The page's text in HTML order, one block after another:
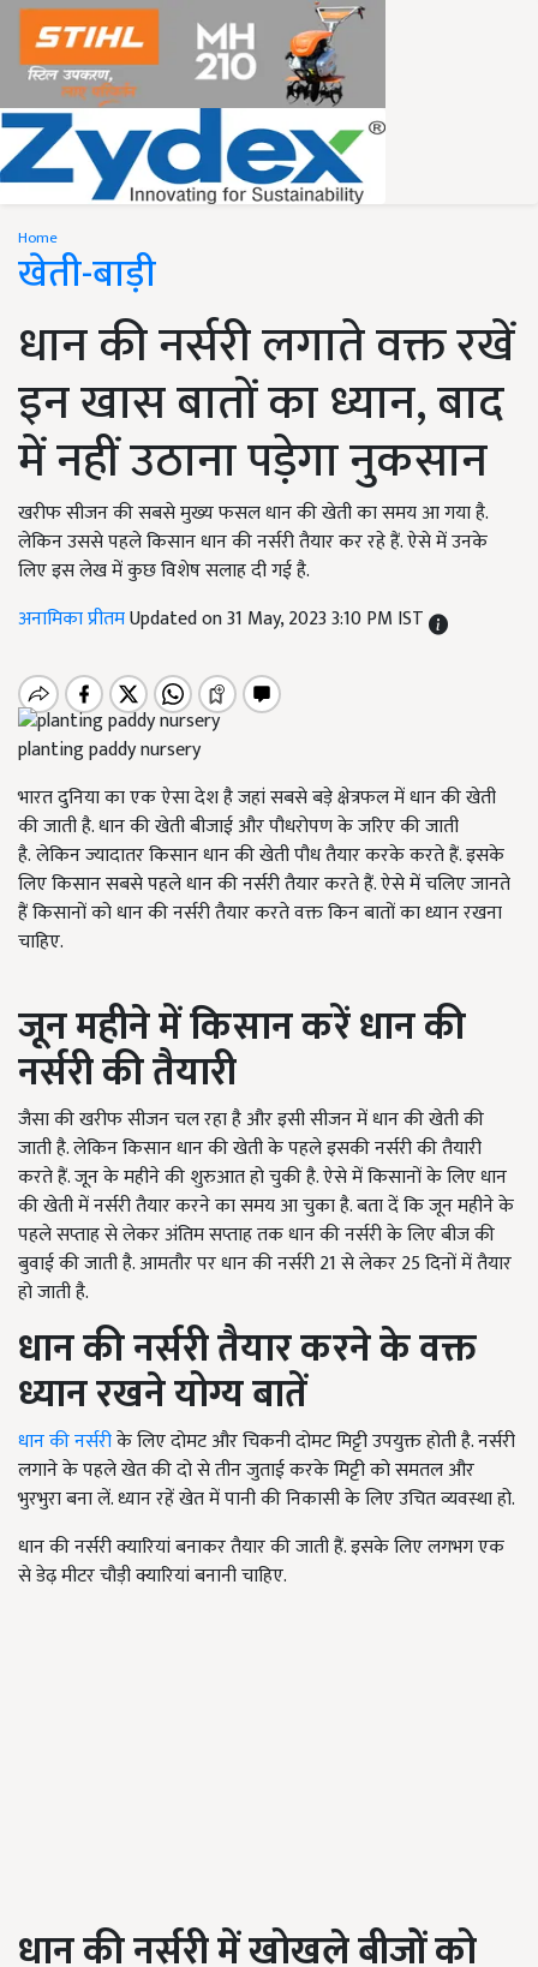
Home
खेती-बाड़ी
धान की नर्सरी लगाते वक्त रखें
इन खास बातों का ध्यान, बाद
में नहीं उठाना पड़ेगा नुकसान
खरीफ सीजन की सबसे मुख्य फसल धान की खेती का समय आ गया है.
लेकिन उससे पहले किसान धान की नर्सरी तैयार कर रहे हैं. ऐसे में उनके
लिए इस लेख में कुछ विशेष सलाह दी गई है.
अनामिका प्रीतमUpdated on 31 May, 2023 3:10 PM IST
planting paddy nursery
भारत दुनिया का एक ऐसा देश है जहां सबसे बड़े क्षेत्रफल में धान की खेती
की जाती है. धान की खेती बीजाई और पौधरोपण के जरिएकी जाती
है.लेकिन ज्यादातर किसान धान की खेती पौध तैयार करके करते हैं. इसके
लिए किसान सबसे पहले धान की नर्सरी तैयार करते हैं. ऐसे में चलिए जानते
हैं किसानों को धान की नर्सरी तैयार करते वक्त किन बातों का ध्यान रखना
चाहिए.
जून महीने में किसान करें धान की
नर्सरी की तैयारी
जैसा की खरीफ सीजन चल रहा है और इसी सीजन में धान की खेती की
जाती है. लेकिन किसान धान की खेती के पहले इसकी नर्सरी की तैयारी
करते हैं. जून के महीने की शुरुआत हो चुकी है. ऐसे में किसानों के लिए धान
की खेती में नर्सरी तैयार करने का समय आ चुका है. बता दें कि जून महीने के
पहले सप्ताह से लेकर अंतिम सप्ताह तक धान की नर्सरी के लिए बीज की
बुवाई की जाती है. आमतौर पर धान की नर्सरी 21 से लेकर 25 दिनों में तैयार
हो जाती है.
धान की नर्सरी तैयार करने के वक्त
ध्यान रखने योग्य बातें
धान की नर्सरीके लिए दोमट और चिकनी दोमट मिट्टी उपयुक्त होती है. नर्सरी
लगाने के पहले खेत की दो से तीन जुताई करके मिट्टी को समतल और
भुरभुरा बना लें. ध्यान रहें खेत में पानी की निकासी के लिए उचित व्यवस्था हो.
धान की नर्सरी क्यारियां बनाकर तैयार की जाती हैं. इसके लिए लगभग एक
से डेढ़ मीटर चौड़ी क्यारियां बनानी चाहिए.
धान की नर्सरी में खोखले बीजों को